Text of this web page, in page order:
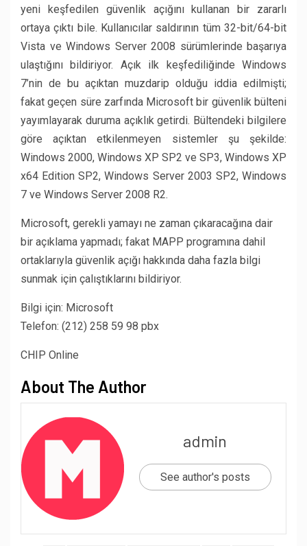
yeni keşfedilen güvenlik açığını kullanan bir zararlı
ortaya çıktı bile. Kullanıcılar saldırının tüm 32-bit/64-bit
Vista ve Windows Server 2008 sürümlerinde başarıya
ulaştığını bildiriyor. Açık ilk keşfediliğinde Windows
7’nin de bu açıktan muzdarip olduğu iddia edilmişti;
fakat geçen süre zarfında Microsoft bir güvenlik bülteni
yayımlayarak duruma açıklık getirdi. Bültendeki bilgilere
göre açıktan etkilenmeyen sistemler şu şekilde:
Windows 2000, Windows XP SP2 ve SP3, Windows XP
x64 Edition SP2, Windows Server 2003 SP2, Windows
7 ve Windows Server 2008 R2.
Microsoft, gerekli yamayı ne zaman çıkaracağına dair
bir açıklama yapmadı; fakat MAPP programına dahil
ortaklarıyla güvenlik açığı hakkında daha fazla bilgi
sunmak için çalıştıklarını bildiriyor.
Bilgi için: Microsoft
Telefon: (212) 258 59 98 pbx
CHIP Online
About The Author
admin
See author's posts